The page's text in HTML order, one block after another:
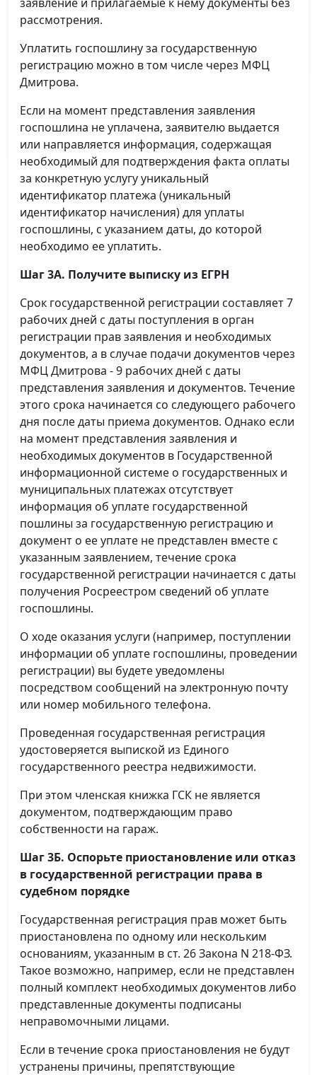
рассмотрения.
Уплатить госпошлину за государственную
регистрацию можно в том числе через МФЦ
Дмитрова.
Если на момент представления заявления
госпошлина не уплачена, заявителю выдается
или направляется информация, содержащая
необходимый для подтверждения факта оплаты
за конкретную услугу уникальный
идентификатор платежа (уникальный
идентификатор начисления) для уплаты
госпошлины, с указанием даты, до которой
необходимо ее уплатить.
Шаг 3А. Получите выписку из ЕГРН
Срок государственной регистрации составляет 7
рабочих дней с даты поступления в орган
регистрации прав заявления и необходимых
документов, а в случае подачи документов через
МФЦ Дмитрова - 9 рабочих дней с даты
представления заявления и документов. Течение
этого срока начинается со следующего рабочего
дня после даты приема документов. Однако если
на момент представления заявления и
необходимых документов в Государственной
информационной системе о государственных и
муниципальных платежах отсутствует
информация об уплате государственной
пошлины за государственную регистрацию и
документ о ее уплате не представлен вместе с
указанным заявлением, течение срока
государственной регистрации начинается с даты
получения Росреестром сведений об уплате
госпошлины.
О ходе оказания услуги (например, поступлении
информации об уплате госпошлины, проведении
регистрации) вы будете уведомлены
посредством сообщений на электронную почту
или номер мобильного телефона.
Проведенная государственная регистрация
удостоверяется выпиской из Единого
государственного реестра недвижимости.
При этом членская книжка ГСК не является
документом, подтверждающим право
собственности на гараж.
Шаг 3Б. Оспорьте приостановление или отказ
в государственной регистрации права в
судебном порядке
Государственная регистрация прав может быть
приостановлена по одному или нескольким
основаниям, указанным в ст. 26 Закона N 218-ФЗ.
Такое возможно, например, если не представлен
полный комплект необходимых документов либо
представленные документы подписаны
неправомочными лицами.
Если в течение срока приостановления не будут
устранены причины, препятствующие